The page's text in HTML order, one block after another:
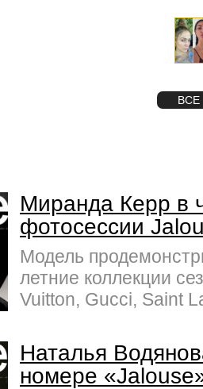
ВСЕ
Миранда Керр в
фотосессии
Модель
летние коллекции
Vuitton, Gucci, Saint
Наталья
номере